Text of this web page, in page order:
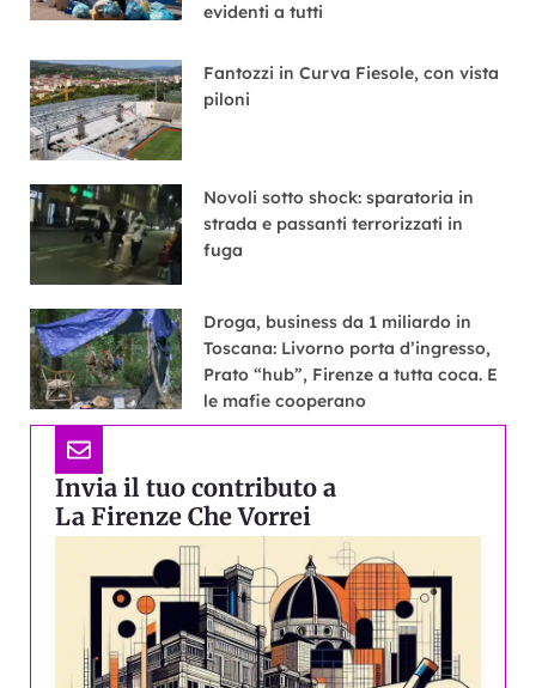
evidenti a tutti
Fantozzi in Curva Fiesole, con vista
piloni
Novoli sotto shock: sparatoria in
strada e passanti terrorizzati in
fuga
Droga, business da 1 miliardo in
Toscana: Livorno porta d’ingresso,
Prato “hub”, Firenze a tutta coca. E
le mafie cooperano
Invia il tuo contributo a
La Firenze Che Vorrei